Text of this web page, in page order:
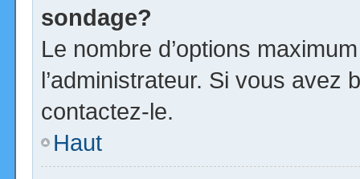
sondage?
Le nombre d’options
l’administrateur. Si vous avez
contactez-le.
Haut